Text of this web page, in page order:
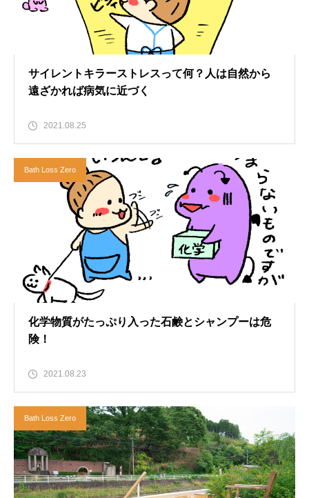
サイレントキラーストレスって何？人は自然から
遠ざかれば病気に近づく
2021.08.25
Bath Loss Zero
化学物質がたっぷり入った石鹸とシャンプーは危
険！
2021.08.23
Bath Loss Zero